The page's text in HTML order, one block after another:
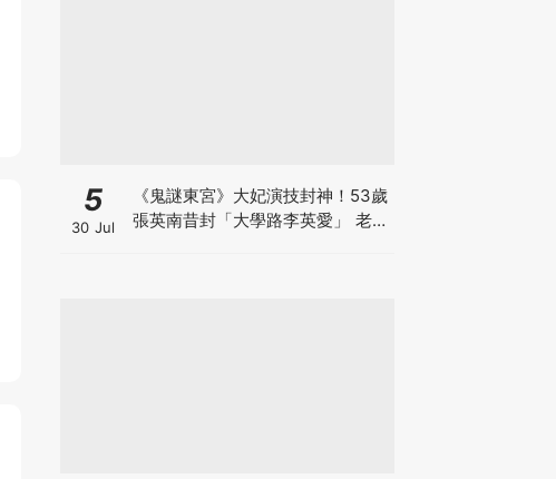
5
30 Jul
《鬼謎東宮》大妃演技封神！53歲
張英南昔封「大學路李英愛」 老公